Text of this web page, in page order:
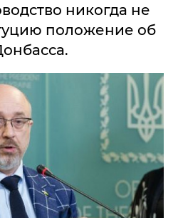
никогда не
положение об